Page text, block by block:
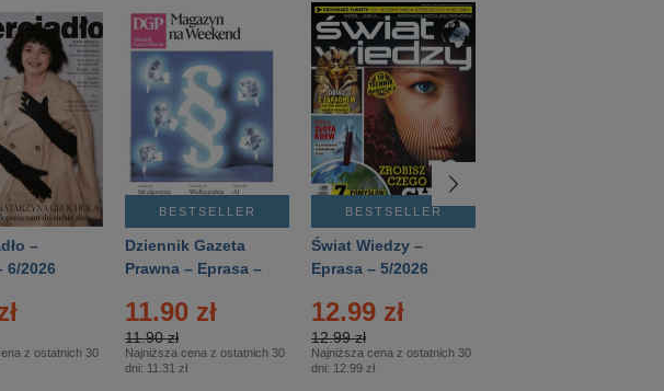
–
6/2026
z ostatnich 30
BESTSELLER
Dziennik Gazeta
Prawna – Eprasa –
11.90 zł
11.90 zł
Najniższa cena z ostatnich 30
dni: 11.31 zł
BESTSELLER
Świat Wiedzy –
Eprasa – 5/2026
12.99 zł
12.99 zł
Najniższa cena z ostatnich 30
dni: 12.99 zł